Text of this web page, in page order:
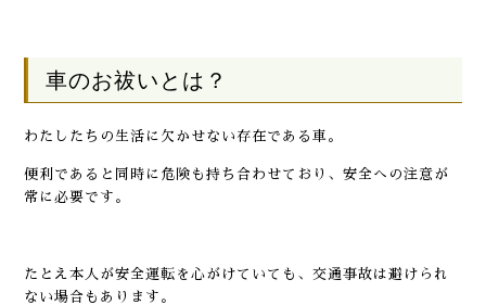
車のお祓いとは？
わたしたちの生活に欠かせない存在である車。
便利であると同時に危険も持ち合わせており、安全への注意が
常に必要です。
たとえ本人が安全運転を心がけていても、交通事故は避けられ
ない場合もあります。